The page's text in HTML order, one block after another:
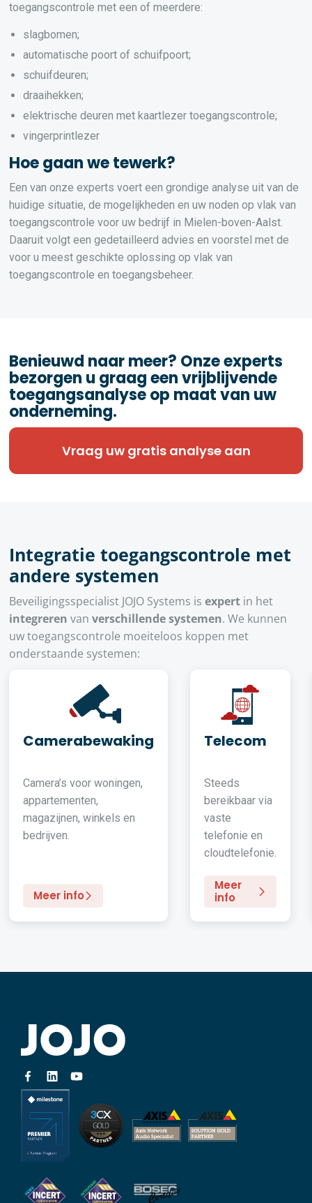
toegangscontrole met een of meerdere:
slagbomen;
automatische poort of schuifpoort;
schuifdeuren;
draaihekken;
elektrische deuren met kaartlezer toegangscontrole;
vingerprintlezer
Hoe gaan we tewerk?
Een van onze experts voert een grondige analyse uit van de
huidige situatie, de mogelijkheden en uw noden op vlak van
toegangscontrole voor uw bedrijf in Mielen-boven-Aalst.
Daaruit volgt een gedetailleerd advies en voorstel met de
voor u meest geschikte oplossing op vlak van
toegangscontrole en toegangsbeheer.
Benieuwd naar meer? Onze experts
bezorgen u graag een vrijblijvende
toegangsanalyse op maat van uw
onderneming.
Vraag uw gratis analyse aan
Integratie toegangscontrole met
andere systemen
Beveiligingsspecialist JOJO Systems isexpert in het
integreren vanverschillende systemen. We kunnen
uw toegangscontrole moeiteloos koppen met
onderstaande systemen:
Camerabewaking
Camera’s voor woningen,
appartementen,
magazijnen, winkels en
bedrijven.
Meer info
Telecom
Steeds
bereikbaar via
vaste
telefonie en
cloudtelefonie.
Meer
info